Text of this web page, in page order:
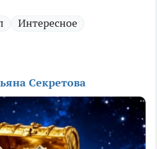
Интересное
Секретова